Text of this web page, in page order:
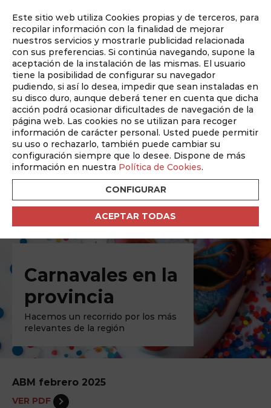
Este sitio web utiliza Cookies propias y de terceros, para
recopilar información con la finalidad de mejorar
nuestros servicios y mostrarle publicidad relacionada
con sus preferencias. Si continúa navegando, supone la
aceptación de la instalación de las mismas. El usuario
tiene la posibilidad de configurar su navegador
pudiendo, si así lo desea, impedir que sean instaladas en
su disco duro, aunque deberá tener en cuenta que dicha
acción podrá ocasionar dificultades de navegación de la
página web. Las cookies no se utilizan para recoger
información de carácter personal. Usted puede permitir
su uso o rechazarlo, también puede cambiar su
configuración siempre que lo desee. Dispone de más
información en nuestra Política de Cookies.
CONFIGURAR
ACEPTAR TODAS
Auditado por
Revista ABM
La revista mensual de Albacete
Nº 352 Febrero 2025
Carnavales en la
provincia
Hacemos un recorrido por los más
relevantes de la región
ABM febrero 2025
VER PDF